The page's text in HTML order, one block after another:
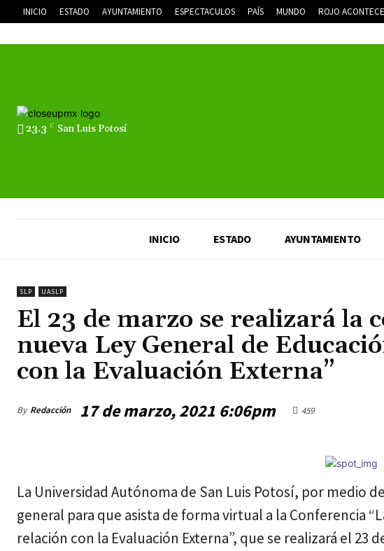
INICIO ESTADO AYUNTAMIENTO ESPECTACULOS PAÍS MUNDO ROJO
23.3 C San Luis Potosí
INICIO ESTADO AYUNTAMIENTO
SLP UASLP
El 23 de marzo se realizará la
nueva Ley General de
con la Evaluación Externa”
By Redacción 17 de marzo, 2021 6:06pm 459
La Universidad Autónoma de San Luis Potosí, por medio
general para que asista de forma virtual a la Conferencia
relación con la Evaluación Externa”, que se realizará el 23